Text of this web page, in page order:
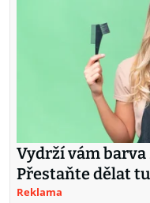
Vydrží vám
Přestaňte dělat
Reklama